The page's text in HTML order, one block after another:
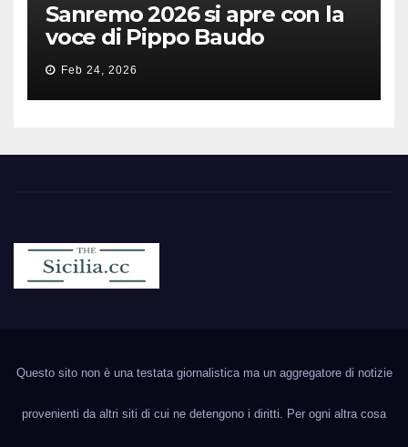
Sanremo 2026 si apre con la
voce di Pippo Baudo
Feb 24, 2026
Questo sito non è una testata giornalistica ma un aggregatore di notizie
provenienti da altri siti di cui ne detengono i diritti. Per ogni altra cosa